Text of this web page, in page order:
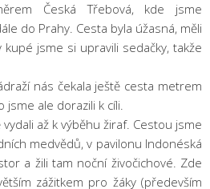
Česká Třebová, kde jsme
do Prahy. Cesta byla úžasná, měli
jsme si upravili sedačky, takže
nás čekala ještě cesta metrem
ale dorazili k cíli.
až k výběhu žiraf. Cestou jsme
medvědů, v pavilonu Indonéská
a žili tam noční živočichové. Zde
zážitkem pro žáky (především